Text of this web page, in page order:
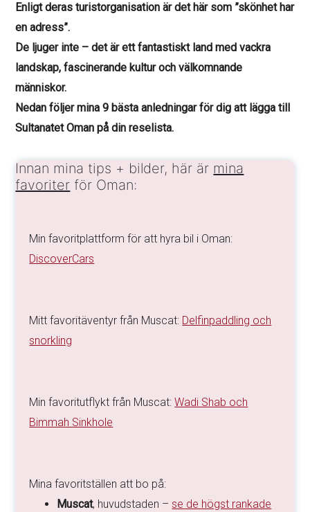
Enligt deras turistorganisation är det här som ”skönhet har
en adress”.
De ljuger inte – det är ett fantastiskt land med vackra
landskap, fascinerande kultur och välkomnande
människor.
Nedan följer mina 9 bästa anledningar för dig att lägga till
Sultanatet Oman på din reselista.
Innan mina tips + bilder, här är mina
favoriter för Oman:
Min favoritplattform för att hyra bil i Oman:
DiscoverCars
Mitt favoritäventyr från Muscat: Delfinpaddling och
snorkling
Min favoritutflykt från Muscat:Wadi Shab och
Bimmah Sinkhole
Mina favoritställen att bo på:
Muscat, huvudstaden –se de högst rankade